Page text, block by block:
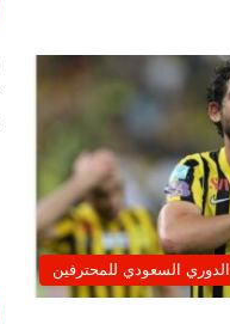
الدوري السعودي للمحترفين